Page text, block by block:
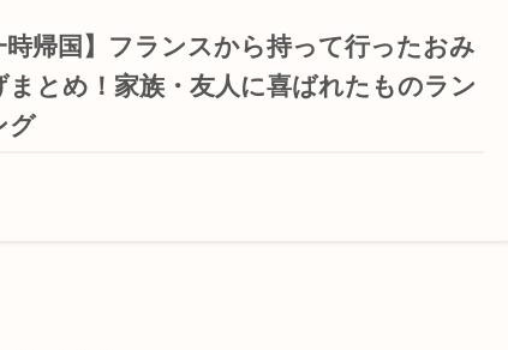
時帰国】フランスから持って行ったおみ
まとめ！家族・友人に喜ばれたものラン
グ